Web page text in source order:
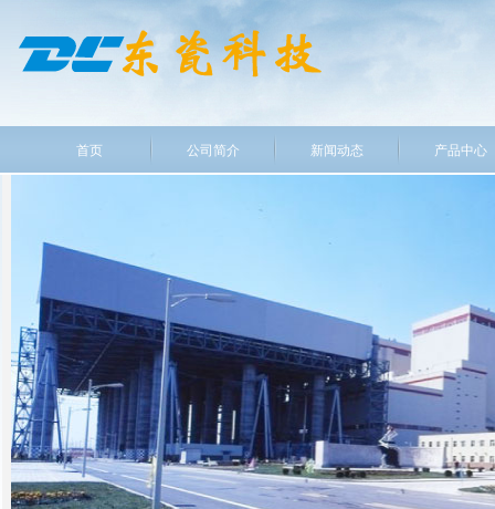
首页 公司简介 新闻动态 产品中心